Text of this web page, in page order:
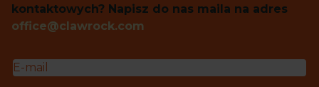
kontaktowych? Napisz do nas maila na adres
office@clawrock.com